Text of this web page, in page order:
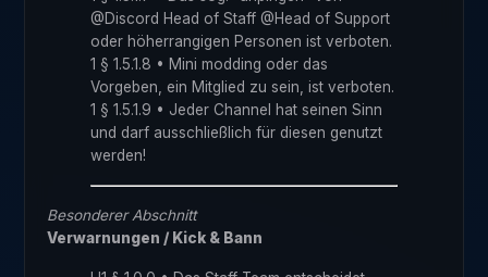
@Discord Head of Staff @Head of Support
oder höherrangigen Personen ist verboten.
1 § 1.5.1.8 • Mini modding oder das
Vorgeben, ein Mitglied zu sein, ist verboten.
1 § 1.5.1.9 • Jeder Channel hat seinen Sinn
und darf ausschließlich für diesen genutzt
werden!
Besonderer Abschnitt
Verwarnungen / Kick & Bann